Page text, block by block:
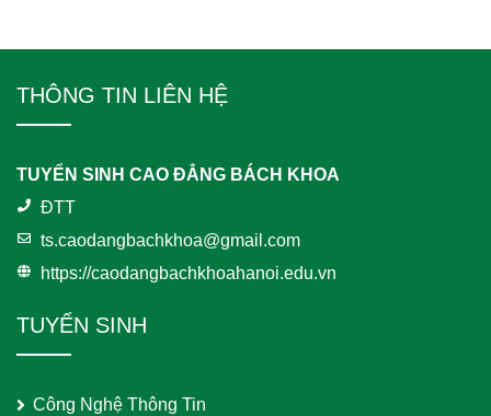
THÔNG TIN LIÊN HỆ
TUYỂN SINH CAO ĐẲNG BÁCH KHOA
ĐTT
ts.caodangbachkhoa@gmail.com
https://caodangbachkhoahanoi.edu.vn
TUYỂN SINH
Công Nghệ Thông Tin